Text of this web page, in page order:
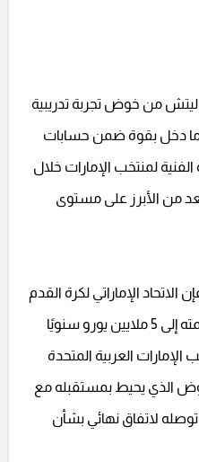
من خوض تجربة تدريبية
دخل بقوة ضمن حسابات
الفنية لمنتخب الإمارات خلال
من الأبرز على مستوى
الاتحاد الإماراتي لكرة القدم
تقدم بعرض مالي ضخم تصل قيمته إلى 5 ملايين يورو سنويًا
الإمارات العربية المتحدة
الذي يحيط بمستقبله مع
لاتفاق نهائي بشأن